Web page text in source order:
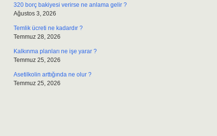
320 borç bakiyesi verirse ne anlama gelir ?
Ağustos 3, 2026
Temlik ücreti ne kadardır ?
Temmuz 28, 2026
Kalkınma planları ne işe yarar ?
Temmuz 25, 2026
Asetilkolin arttığında ne olur ?
Temmuz 25, 2026